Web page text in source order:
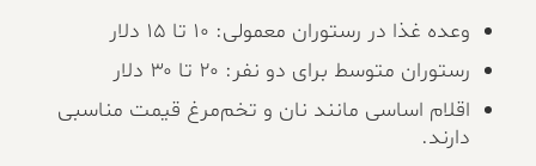
وعده غذا در رستوران معمولی: ۱۰ تا ۱۵ دلار
رستوران متوسط برای دو نفر: ۲۰ تا ۳۰ دلار
اقلام اساسی مانند نان و تخم‌مرغ قیمت مناسبی
دارند.